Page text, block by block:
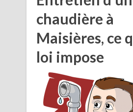
chaudière à
Maisières, ce
loi impose